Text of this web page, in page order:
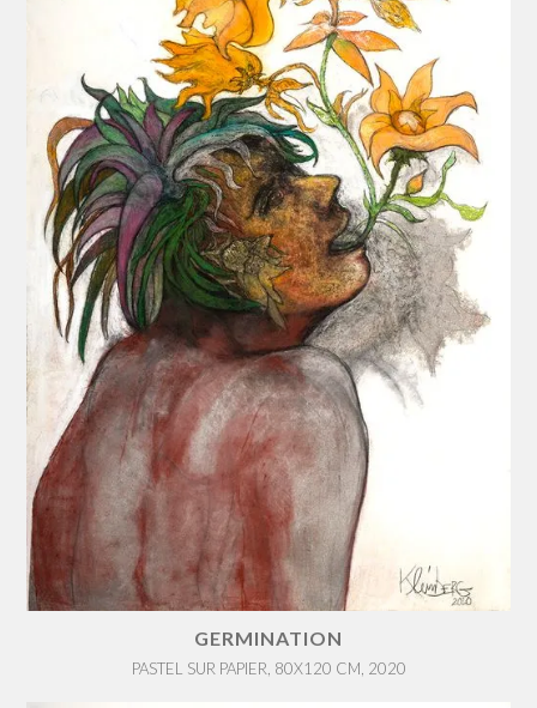
GERMINATION
PASTEL SUR PAPIER, 80X120 CM, 2020